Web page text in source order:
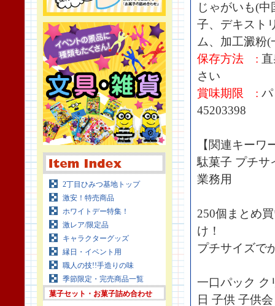
2丁目ひみつ基地トップ
激安！特売商品
ホワイトデー特集！
激レア/限定品
キャラクターグッズ
縁日・イベント用
職人の技!!手造りの味
季節限定・完売商品一覧
菓子セット・お菓子詰め合わせ
じゃがいも(
子、デキスト
ム、加工澱粉
保存方法 :
さい
賞味期限 :
45203398
【関連キーワ
駄菓子 プチサ
業務用
250個まとめ
け！
プチサイズで
一口パック ク
日 子供 子供